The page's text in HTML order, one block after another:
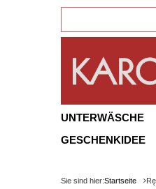
UNTERWÄSCHE
GESCHENKIDEE
Sie sind hier:Startseite